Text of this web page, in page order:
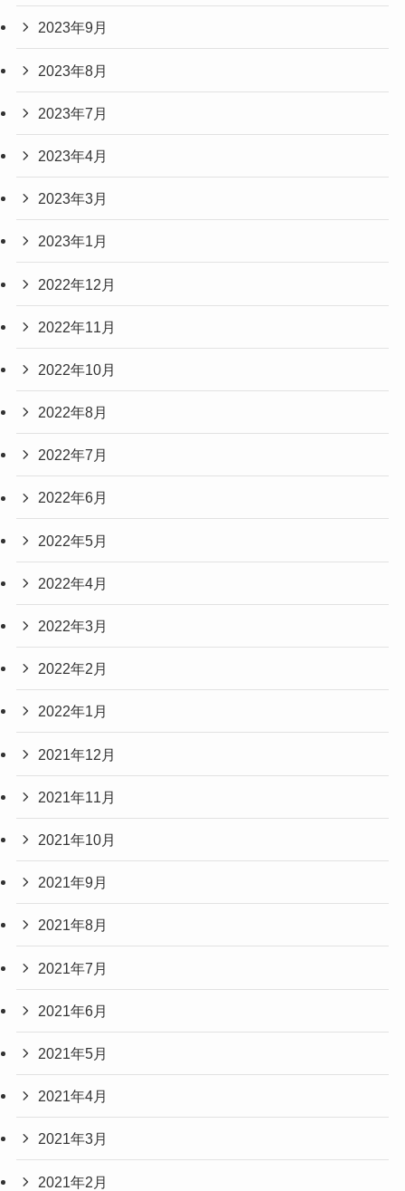
2023年9月
2023年8月
2023年7月
2023年4月
2023年3月
2023年1月
2022年12月
2022年11月
2022年10月
2022年8月
2022年7月
2022年6月
2022年5月
2022年4月
2022年3月
2022年2月
2022年1月
2021年12月
2021年11月
2021年10月
2021年9月
2021年8月
2021年7月
2021年6月
2021年5月
2021年4月
2021年3月
2021年2月